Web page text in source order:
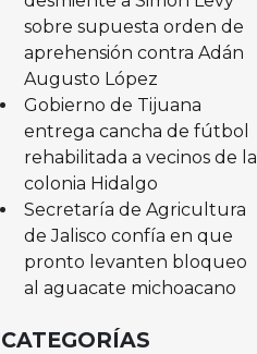
sobre supuesta orden de
aprehensión contra Adán
Augusto López
Gobierno de Tijuana
entrega cancha de fútbol
rehabilitada a vecinos de la
colonia Hidalgo
Secretaría de Agricultura
de Jalisco confía en que
pronto levanten bloqueo
al aguacate michoacano
CATEGORÍAS